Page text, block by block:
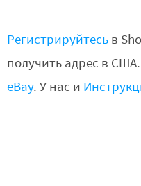
Регистрируйтесьв
получить адрес в
eBay. У нас и